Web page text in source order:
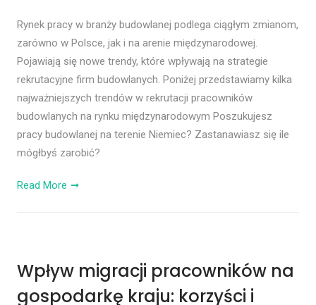
Rynek pracy w branży budowlanej podlega ciągłym zmianom,
zarówno w Polsce, jak i na arenie międzynarodowej.
Pojawiają się nowe trendy, które wpływają na strategie
rekrutacyjne firm budowlanych. Poniżej przedstawiamy kilka
najważniejszych trendów w rekrutacji pracowników
budowlanych na rynku międzynarodowym Poszukujesz
pracy budowlanej na terenie Niemiec? Zastanawiasz się ile
mógłbyś zarobić?
Read More
Wpływ migracji pracowników na
gospodarkę kraju: korzyści i